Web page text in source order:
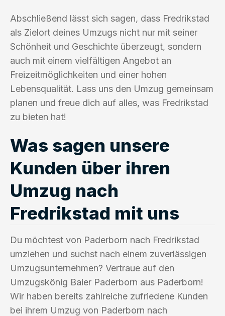
Abschließend lässt sich sagen, dass Fredrikstad
als Zielort deines Umzugs nicht nur mit seiner
Schönheit und Geschichte überzeugt, sondern
auch mit einem vielfältigen Angebot an
Freizeitmöglichkeiten und einer hohen
Lebensqualität. Lass uns den Umzug gemeinsam
planen und freue dich auf alles, was Fredrikstad
zu bieten hat!
Was sagen unsere
Kunden über ihren
Umzug nach
Fredrikstad mit uns
Du möchtest von Paderborn nach Fredrikstad
umziehen und suchst nach einem zuverlässigen
Umzugsunternehmen? Vertraue auf den
Umzugskönig Baier Paderborn aus Paderborn!
Wir haben bereits zahlreiche zufriedene Kunden
bei ihrem Umzug von Paderborn nach